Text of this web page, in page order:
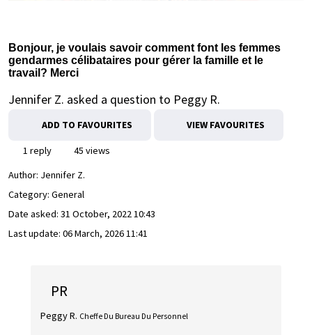
Bonjour, je voulais savoir comment font les femmes
gendarmes célibataires pour gérer la famille et le
travail? Merci
Jennifer Z. asked a question to Peggy R.
ADD TO FAVOURITES VIEW FAVOURITES
1 reply
45 views
Author: Jennifer Z.
Category: General
Date asked: 31 October, 2022 10:43
Last update: 06 March, 2026 11:41
PR
Peggy R. Cheffe Du Bureau Du Personnel